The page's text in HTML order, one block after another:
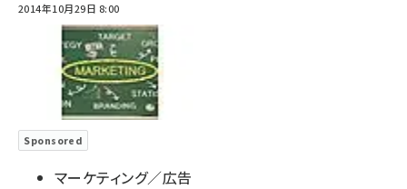
2014年10月29日 8:00
Sponsored
マーケティング／広告